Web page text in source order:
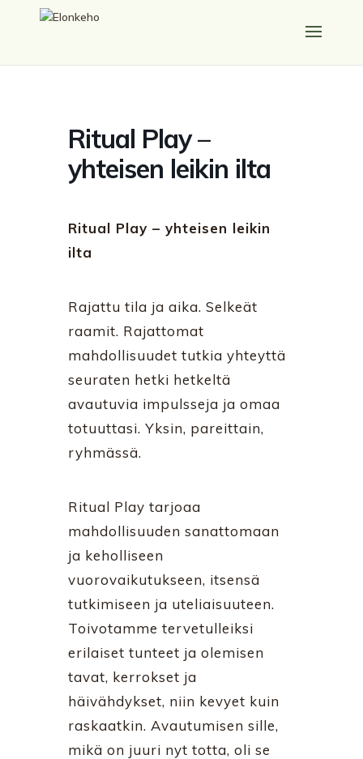
Ritual Play –
yhteisen leikin ilta
Ritual Play – yhteisen leikin
ilta
Rajattu tila ja aika. Selkeät
raamit. Rajattomat
mahdollisuudet tutkia yhteyttä
seuraten hetki hetkeltä
avautuvia impulsseja ja omaa
totuuttasi. Yksin, pareittain,
ryhmässä.
Ritual Play tarjoaa
mahdollisuuden sanattomaan
ja keholliseen
vuorovaikutukseen, itsensä
tutkimiseen ja uteliaisuuteen.
Toivotamme tervetulleiksi
erilaiset tunteet ja olemisen
tavat, kerrokset ja
häivähdykset, niin kevyet kuin
raskaatkin. Avautumisen sille,
mikä on juuri nyt totta, oli se